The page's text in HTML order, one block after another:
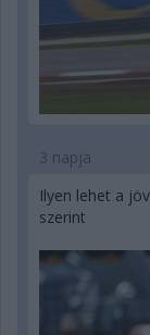
3 napja
Ilyen lehet a
szerint